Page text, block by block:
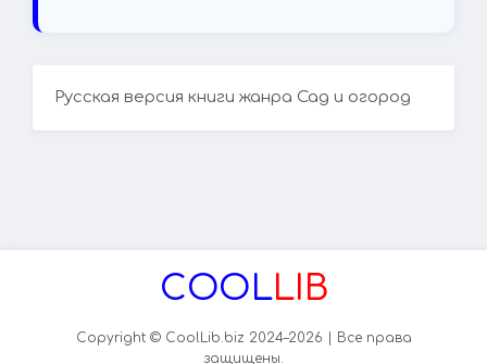
Русская версия книги жанра Сад и огород
COOLLIB
Copyright © CoolLib.biz 2024–2026 | Все права
защищены.